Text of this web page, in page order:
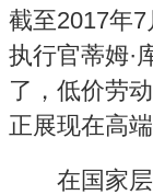
截至2017年
执行官蒂姆·
了，低价劳
正展现在高
在国家层